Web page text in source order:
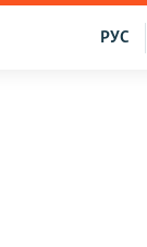
РУС